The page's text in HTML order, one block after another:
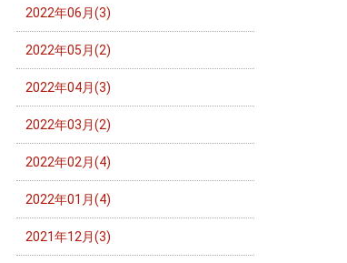
2022年06月(3)
2022年05月(2)
2022年04月(3)
2022年03月(2)
2022年02月(4)
2022年01月(4)
2021年12月(3)